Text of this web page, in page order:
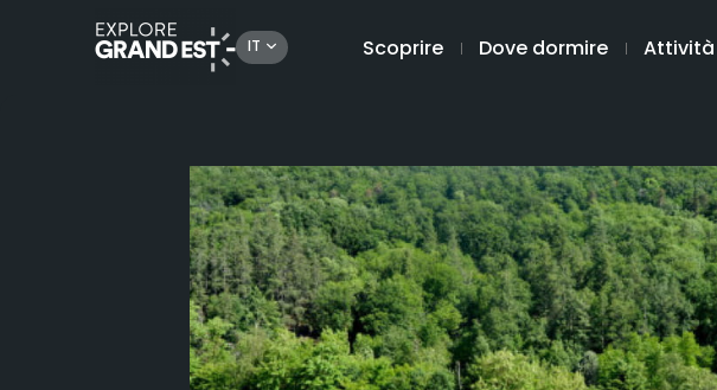
IT Scoprire Dove dormire Attività